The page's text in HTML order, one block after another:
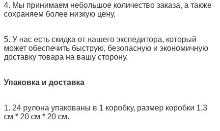
4. Мы принимаем небольшое количество заказа, а также
сохраняем более низкую цену.
5. У нас есть скидка от нашего экспедитора, который
может обеспечить быструю, безопасную и экономичную
доставку товара на вашу сторону.
Упаковка и доставка
1. 24 рулона упакованы в 1 коробку, размер коробки 1,3
см * 20 см * 20 см.